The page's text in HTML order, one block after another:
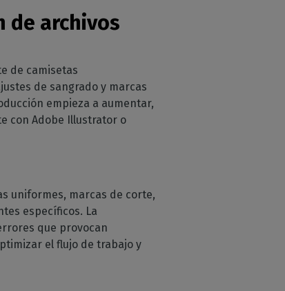
de archivos
de camisetas
de sangrado y marcas
empieza a aumentar,
con Adobe Illustrator o
uniformes, marcas de corte,
específicos. La
que provocan
el flujo de trabajo y